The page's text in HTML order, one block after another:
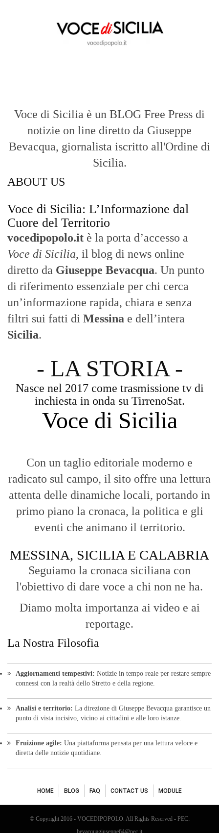
Voce di Sicilia è un BLOG Free Press di
notizie on line diretto da Giuseppe
Bevacqua, giornalista iscritto all'Ordine di
Sicilia.
ABOUT US
Voce di Sicilia: L’Informazione dal
Cuore del Territorio
vocedipopolo.it è la porta d’accesso a
Voce di Sicilia, il blog di news online
diretto da Giuseppe Bevacqua. Un punto
di riferimento essenziale per chi cerca
un’informazione rapida, chiara e senza
filtri sui fatti di Messina e dell’intera
Sicilia.
- LA STORIA -
Nasce nel 2017 come trasmissione tv di
inchiesta in onda su TirrenoSat.
Voce di Sicilia
Con un taglio editoriale moderno e
radicato sul campo, il sito offre una lettura
attenta delle dinamiche locali, portando in
primo piano la cronaca, la politica e gli
eventi che animano il territorio.
MESSINA, SICILIA E CALABRIA
Seguiamo la cronaca siciliana con
l'obiettivo di dare voce a chi non ne ha.
Diamo molta importanza ai video e ai
reportage.
La Nostra Filosofia
Aggiornamenti tempestivi: Notizie in tempo reale per restare sempre
connessi con la realtà dello Stretto e della regione.
Analisi e territorio: La direzione di Giuseppe Bevacqua garantisce un
punto di vista incisivo, vicino ai cittadini e alle loro istanze.
Fruizione agile: Una piattaforma pensata per una lettura veloce e
diretta delle notizie quotidiane.
HOME BLOG FAQ CONTACT US MODULE
© Copyright 2016 - VOCEDIPOPOLO. All Rights Reserved - PEC:
bevacquagiuseppe64@pec.it